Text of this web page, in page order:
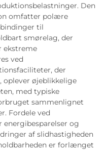
Den
omfatter polære
til
smørelag, der
ekstreme
ved
der
oplever øjeblikkelige
med typiske
sammenlignet
Fordele ved
og
af slidhastigheden
er forlænget